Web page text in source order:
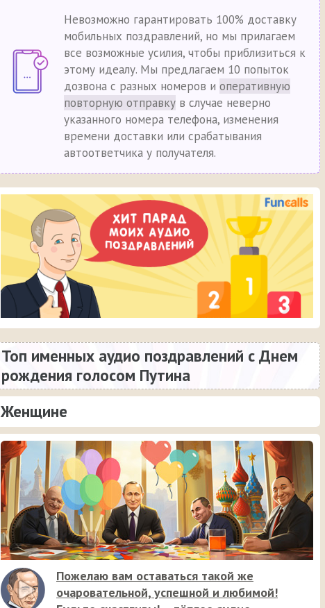
Невозможно гарантировать 100% доставку
мобильных поздравлений, но мы прилагаем
все возможные усилия, чтобы приблизиться к
этому идеалу. Мы предлагаем 10 попыток
дозвона с разных номеров и оперативную
повторную отправку в случае неверно
указанного номера телефона, изменения
времени доставки или срабатывания
автоответчика у получателя.
Топ именных аудио поздравлений с Днем
рождения голосом Путина
Женщине
Пожелаю вам оставаться такой же
очаровательной, успешной и любимой!